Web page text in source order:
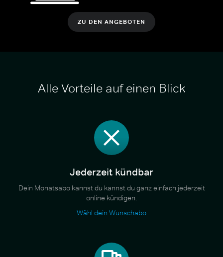
ZU DEN ANGEBOTEN
Alle Vorteile auf einen Blick
Jederzeit kündbar
Dein Monatsabo kannst du kannst du ganz einfach jederzeit
online kündigen.
Wähl dein Wunschabo